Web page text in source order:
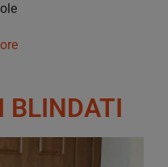
BLINDATI